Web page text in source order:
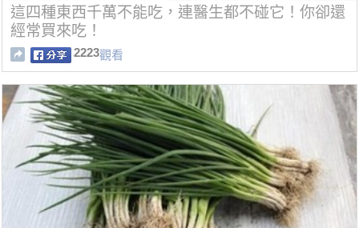
這四種東西千萬不能吃，連醫生都不碰它！你卻還
經常買來吃！
2223觀看